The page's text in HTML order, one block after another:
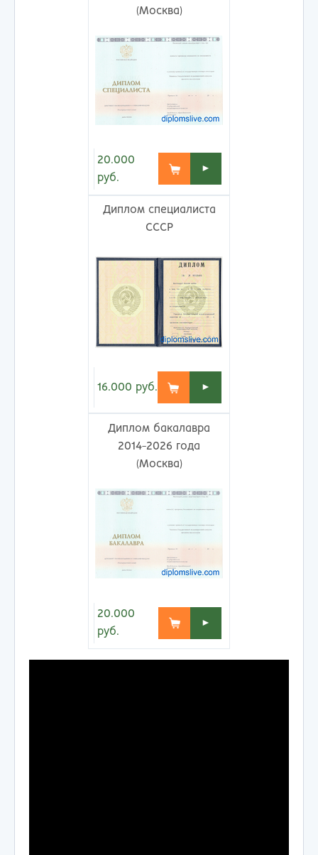
(Москва)
20.000
руб.
►
Диплом специалиста
СССР
16.000 руб. ►
Диплом бакалавра
2014-2026 года
(Москва)
20.000
руб.
►